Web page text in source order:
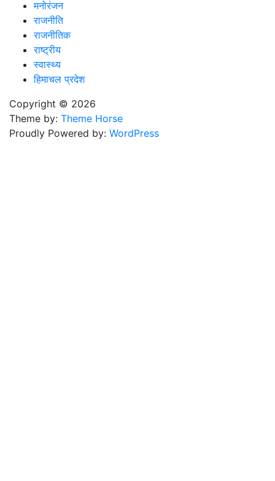
मनोरंजन
राजनीति
राजनीतिक
राष्ट्रीय
स्वास्थ्य
हिमाचल प्रदेश
Copyright © 2026
Theme by: Theme Horse
Proudly Powered by: WordPress